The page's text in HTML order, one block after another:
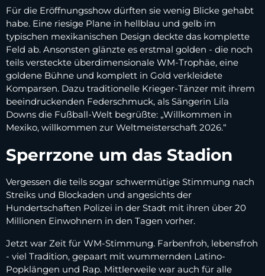
Für die Eröffnungsshow dürften sie wenig Blicke gehabt
habe. Eine riesige Plane in hellblau und gelb im
typischen mexikanischen Design deckte das komplette
Feld ab. Ansonsten glänzte es erstmal golden - die noch
teils versteckte überdimensionale WM-Trophäe, eine
goldene Bühne und komplett in Gold verkleidete
Komparsen. Dazu traditionelle Krieger-Tänzer mit ihrem
beeindruckenden Federschmuck, als Sängerin Lila
Downs die Fußball-Welt begrüßte: „Willkommen in
Mexiko, willkommen zur Weltmeisterschaft 2026.“
Sperrzone um das Stadion
Vergessen die teils sogar schwermütige Stimmung nach
Streiks und Blockaden und angesichts der
Hundertschaften Polizei in der Stadt mit ihren über 20
Millionen Einwohnern in den Tagen vorher.
Jetzt war Zeit für WM-Stimmung. Farbenfroh, lebensfroh
- viel Tradition, gepaart mit wummernden Latino-
Popklängen und Rap. Mittlerweile war auch für alle